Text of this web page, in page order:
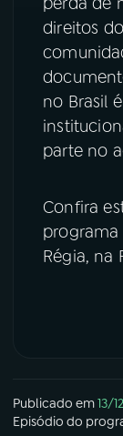
direitos
no Brasil
parte no
Confira
programa
Régia, na
Publicado em13/
Episódio do